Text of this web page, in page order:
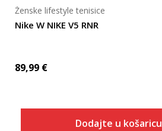
Nike W NIKE V5 RNR
Ženske lifestyle tenisice
89,99 €
Dodajte u košaricu